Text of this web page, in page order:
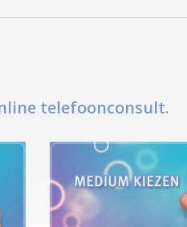
telefoonconsult.